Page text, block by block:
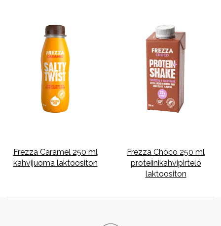
Frezza Caramel 250 ml
kahvijuoma laktoositon
Frezza Choco 250 ml
proteiinikahvipirtelö
laktoositon